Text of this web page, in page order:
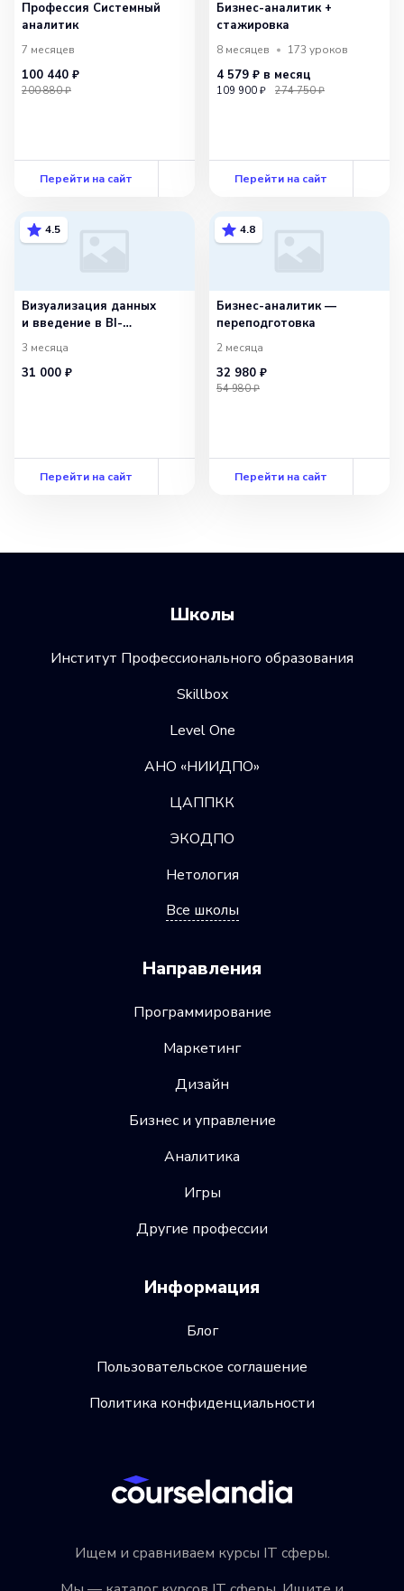
Профессия Системный
аналитик
7 месяцев
100 440 ₽
200 880 ₽
Перейти на сайт
Бизнес-аналитик +
стажировка
8 месяцев 173 уроков
4 579 ₽ в месяц
109 900 ₽ 274 750 ₽
Перейти на сайт
4.5
Визуализация данных
и введение в BI-
инструменты —
самостоятельный
3 месяца
31 000 ₽
Перейти на сайт
4.8
Бизнес-аналитик —
переподготовка
2 месяца
32 980 ₽
54 980 ₽
Перейти на сайт
Ищем и сравниваем курсы IT сферы.
Школы
Институт Профессионального образования
Skillbox
Level One
АНО «НИИДПО»
ЦАППКК
ЭКОДПО
Нетология
Все школы
Направления
Программирование
Маркетинг
Дизайн
Бизнес и управление
Аналитика
Игры
Другие профессии
Информация
Блог
Пользовательское соглашение
Политика конфиденциальности